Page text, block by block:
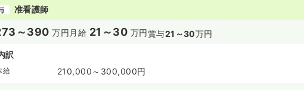
准看護師
～390 万円 月給 21～30 万円賞与21～30万円
訳
給 210,000～300,000円